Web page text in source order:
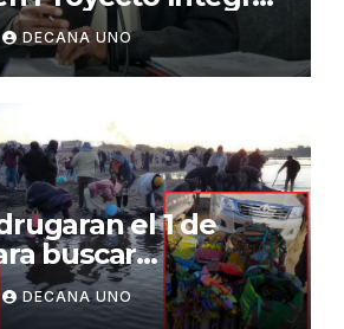
Alcantarillado para
DECANA UNO
el 1 de
buscar
en los ríos y
challa por la
DECANA UNO